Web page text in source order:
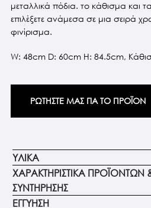
μεταλλικά πόδια. το κάθισμα και
επιλέξετε ανάμεσα σε μια σειρά
φινίρισμα.
W: 48cm D: 60cm H: 84.5cm,
ΡΩΤΗΣΤΕ ΜΑΣ ΓΙΑ ΤΟ ΠΡΟΪΟΝ
ΥΛΙΚΑ
ΧΑΡΑΚΤΗΡΙΣΤΙΚΑ ΠΡΟΪΟΝΤΩΝ
ΣΥΝΤΗΡΗΣΗΣ
ΕΓΓΥΗΣΗ